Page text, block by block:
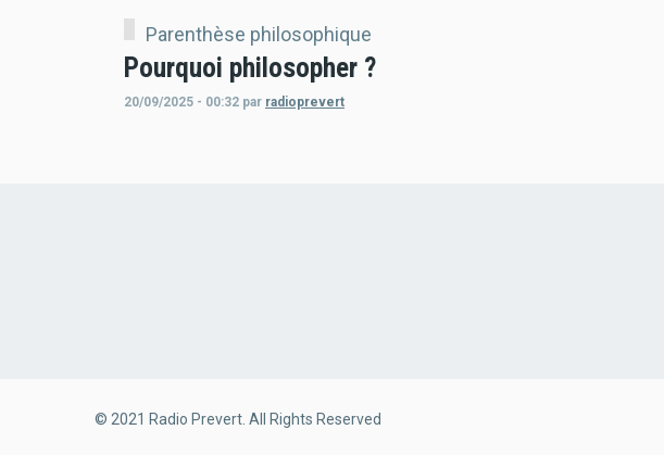
Parenthèse philosophique
Pourquoi philosopher ?
20/09/2025 - 00:32 par radioprevert
© 2021 Radio Prevert. All Rights Reserved